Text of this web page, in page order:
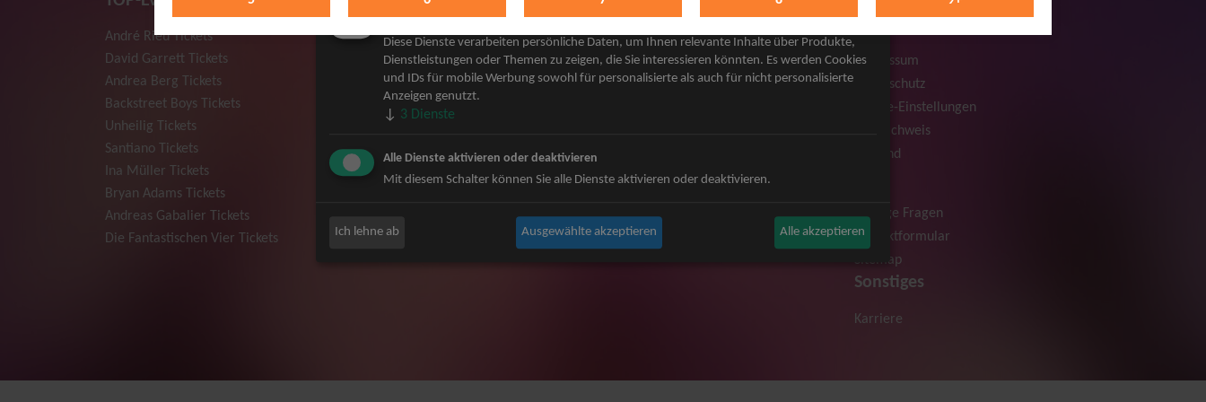
André Rieu Tickets
David Garrett Tickets
Andrea Berg Tickets
Backstreet Boys Tickets
Unheilig Tickets
Santiano Tickets
Ina Müller Tickets
Bryan Adams Tickets
Andreas Gabalier Tickets
Die Fantastischen Vier Tickets
Herbert Grönemeyer Tickets
Deep Purple Tickets
Howard Carpendale Tickets
Jan Delay & Disko No.1 Tickets
Bob Dylan Tickets
Mark Forster Tickets
Niedeckens BAP Tickets
Judas Priest Tickets
The BossHoss Tickets
Silbermond Tickets
Simple Plan Tickets
Beatrice Egli Tickets
Roland Kaiser Tickets
AGB
Impressum
Datenschutz
Cookie-Einstellungen
Bildnachweis
Versand
Häufige Fragen
Kontaktformular
Sitemap
Sonstiges
Karriere
Marketing
Diese Dienste verarbeiten persönliche Daten, um Ihnen relevante Inhalte über Produkte,
Dienstleistungen oder Themen zu zeigen, die Sie interessieren könnten. Es werden Cookies
und IDs für mobile Werbung sowohl für personalisierte als auch für nicht personalisierte
Anzeigen genutzt.
↓ 3 Dienste
Alle Dienste aktivieren oder deaktivieren
Mit diesem Schalter können Sie alle Dienste aktivieren oder deaktivieren.
Ich lehne ab Ausgewählte akzeptieren Alle akzeptieren